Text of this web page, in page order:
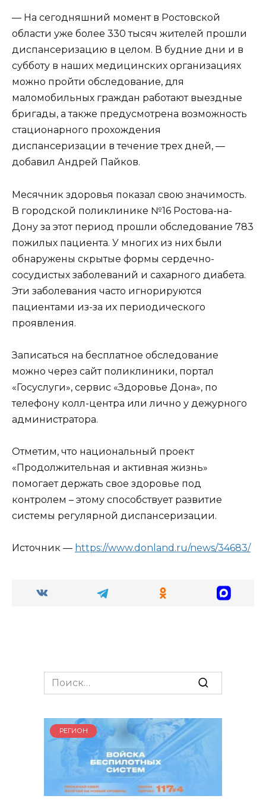
— На сегодняшний момент в Ростовской
области уже более 330 тысяч жителей прошли
диспансеризацию в целом. В будние дни и в
субботу в наших медицинских организациях
можно пройти обследование, для
маломобильных граждан работают выездные
бригады, а также предусмотрена возможность
стационарного прохождения
диспансеризации в течение трех дней, —
добавил Андрей Пайков.
Месячник здоровья показал свою значимость.
В городской поликлинике №16 Ростова-на-
Дону за этот период прошли обследование 783
пожилых пациента. У многих из них были
обнаружены скрытые формы сердечно-
сосудистых заболеваний и сахарного диабета.
Эти заболевания часто игнорируются
пациентами из-за их периодического
проявления.
Записаться на бесплатное обследование
можно через сайт поликлиники, портал
«Госуслуги», сервис «Здоровье Дона», по
телефону колл-центра или лично у дежурного
администратора.
Отметим, что национальный проект
«Продолжительная и активная жизнь»
помогает держать свое здоровье под
контролем – этому способствует развитие
системы регулярной диспансеризации.
Источник — https://www.donland.ru/news/34683/
Search
for:
РЕГИОН